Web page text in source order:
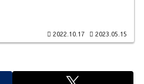
2022.10.17 2023.05.15